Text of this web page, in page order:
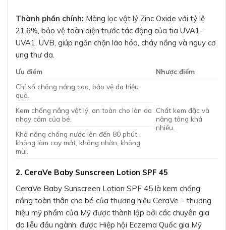
Thành phần chính: Màng lọc vật lý Zinc Oxide với tỷ lệ
21.6%, bảo vệ toàn diện trước tác động của tia UVA1-
UVA1, UVB, giúp ngăn chặn lão hóa, cháy nắng và nguy cơ
ung thư da.
Ưu điểm
Nhược điểm
Chỉ số chống nắng cao, bảo vệ da hiệu
quả.
Chất kem đặc và
nâng tông khá
nhiều.
Kem chống nắng vật lý, an toàn cho làn da
nhạy cảm của bé.
Khả năng chống nước lên đến 80 phút,
không làm cay mắt, không nhờn, không
mùi.
2. CeraVe Baby Sunscreen Lotion SPF 45
CeraVe Baby Sunscreen Lotion SPF 45 là kem chống
nắng toàn thân cho bé của thương hiệu CeraVe – thương
hiệu mỹ phẩm của Mỹ được thành lập bởi các chuyên gia
da liễu đầu ngành, được Hiệp hội Eczema Quốc gia Mỹ